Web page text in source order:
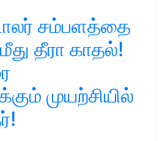
சம்பளத்தை
தீரா காதல்!
முயற்சியில்